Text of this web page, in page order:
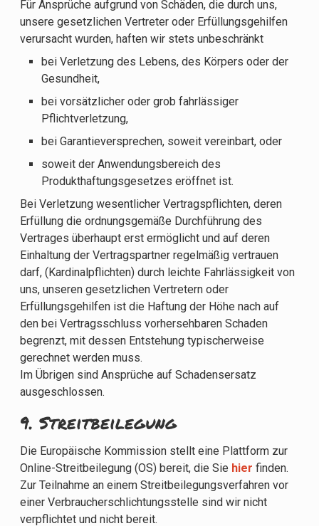
Für Ansprüche aufgrund von Schäden, die durch uns,
unsere gesetzlichen Vertreter oder Erfüllungsgehilfen
verursacht wurden, haften wir stets unbeschränkt
bei Verletzung des Lebens, des Körpers oder der
Gesundheit,
bei vorsätzlicher oder grob fahrlässiger
Pflichtverletzung,
bei Garantieversprechen, soweit vereinbart, oder
soweit der Anwendungsbereich des
Produkthaftungsgesetzes eröffnet ist.
Bei Verletzung wesentlicher Vertragspflichten, deren
Erfüllung die ordnungsgemäße Durchführung des
Vertrages überhaupt erst ermöglicht und auf deren
Einhaltung der Vertragspartner regelmäßig vertrauen
darf, (Kardinalpflichten) durch leichte Fahrlässigkeit von
uns, unseren gesetzlichen Vertretern oder
Erfüllungsgehilfen ist die Haftung der Höhe nach auf
den bei Vertragsschluss vorhersehbaren Schaden
begrenzt, mit dessen Entstehung typischerweise
gerechnet werden muss.
Im Übrigen sind Ansprüche auf Schadensersatz
ausgeschlossen.
9. Streitbeilegung​​​​​​​
Die Europäische Kommission stellt eine Plattform zur
Online-Streitbeilegung (OS) bereit, die Sie hier finden.
Zur Teilnahme an einem Streitbeilegungsverfahren vor
einer Verbraucherschlichtungsstelle sind wir nicht
verpflichtet und nicht bereit.